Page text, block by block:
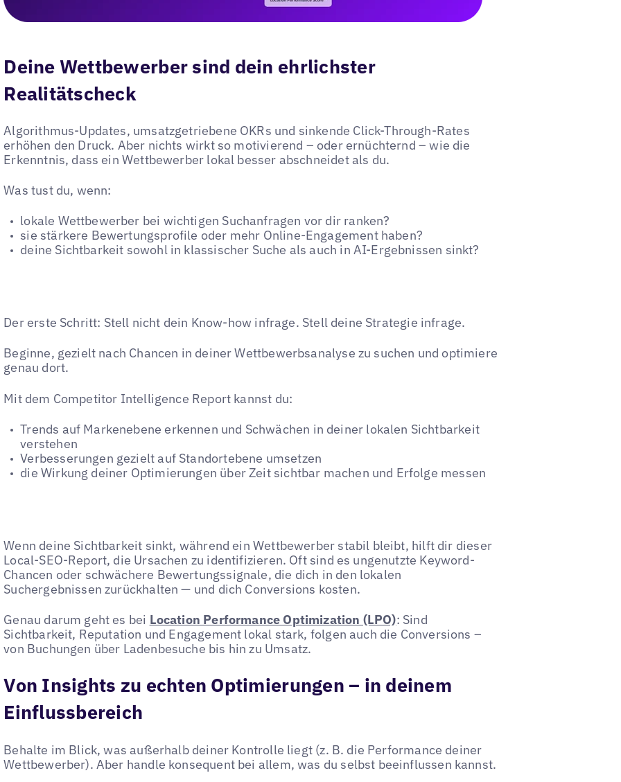
Deine Wettbewerber sind dein ehrlichster
Realitätscheck
Algorithmus-Updates, umsatzgetriebene OKRs und sinkende Click-Through-Rates
erhöhen den Druck. Aber nichts wirkt so motivierend – oder ernüchternd – wie die
Erkenntnis, dass ein Wettbewerber lokal besser abschneidet als du.
Was tust du, wenn:
lokale Wettbewerber bei wichtigen Suchanfragen vor dir ranken?
sie stärkere Bewertungsprofile oder mehr Online-Engagement haben?
deine Sichtbarkeit sowohl in klassischer Suche als auch in AI-Ergebnissen sinkt?
Der erste Schritt: Stell nicht dein Know-how infrage. Stell deine Strategie infrage.
Beginne, gezielt nach Chancen in deiner Wettbewerbsanalyse zu suchen und optimiere
genau dort.
Mit dem Competitor Intelligence Report kannst du:
Trends auf Markenebene erkennen und Schwächen in deiner lokalen Sichtbarkeit
verstehen
Verbesserungen gezielt auf Standortebene umsetzen
die Wirkung deiner Optimierungen über Zeit sichtbar machen und Erfolge messen
Wenn deine Sichtbarkeit sinkt, während ein Wettbewerber stabil bleibt, hilft dir dieser
Local-SEO-Report, die Ursachen zu identifizieren. Oft sind es ungenutzte Keyword-
Chancen oder schwächere Bewertungssignale, die dich in den lokalen
Suchergebnissen zurückhalten — und dich Conversions kosten.
Genau darum geht es bei Location Performance Optimization (LPO): Sind
Sichtbarkeit, Reputation und Engagement lokal stark, folgen auch die Conversions –
von Buchungen über Ladenbesuche bis hin zu Umsatz.
Von Insights zu echten Optimierungen – in deinem
Einflussbereich
Behalte im Blick, was außerhalb deiner Kontrolle liegt (z. B. die Performance deiner
Wettbewerber). Aber handle konsequent bei allem, was du selbst beeinflussen kannst.